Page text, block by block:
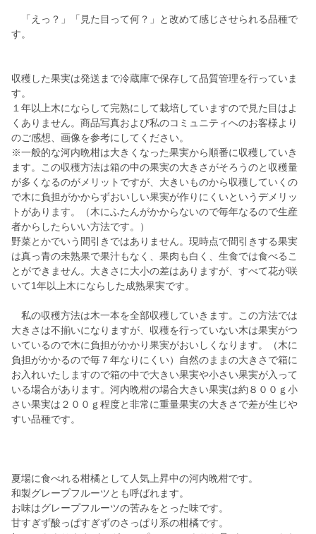
「えっ？」「見た目って何？」と改めて感じさせられる品種で
す。
収穫した果実は発送まで冷蔵庫で保存して品質管理を行っていま
す。
１年以上木にならして完熟にして栽培していますので見た目はよ
くありません。商品写真および私のコミュニティへのお客様より
のご感想、画像を参考にしてください。
※一般的な河内晩柑は大きくなった果実から順番に収穫していき
ます。この収穫方法は箱の中の果実の大きさがそろうのと収穫量
が多くなるのがメリットですが、大きいものから収穫していくの
で木に負担がかからずおいしい果実が作りにくいというデメリッ
トがあります。（木にふたんがかからないので毎年なるので生産
者からしたらいい方法です。）
野菜とかでいう間引きではありません。現時点で間引きする果実
は真っ青の未熟果で果汁もなく、果肉も白く、生食では食べるこ
とができません。大きさに大小の差はありますが、すべて花が咲
いて1年以上木にならした成熟果実です。
私の収穫方法は木一本を全部収穫していきます。この方法では
大きさは不揃いになりますが、収穫を行っていない木は果実がつ
いているので木に負担がかかり果実がおいしくなります。（木に
負担がかかるので毎７年なりにくい）自然のままの大きさで箱に
お入れいたしますので箱の中で大きい果実や小さい果実が入って
いる場合があります。河内晩柑の場合大きい果実は約８００ｇ小
さい果実は２００ｇ程度と非常に重量果実の大きさで差が生じや
すい品種です。
夏場に食べれる柑橘として人気上昇中の河内晩柑です。
和製グレープフルーツとも呼ばれます。
お味はグレープフルーツの苦みをとった味です。
甘すぎず酸っぱすぎずのさっぱり系の柑橘です。